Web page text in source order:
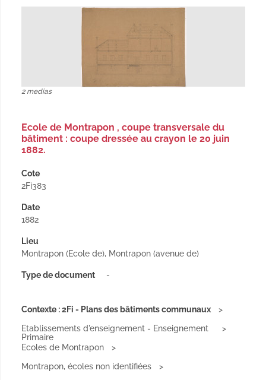
2 medias
Ecole de Montrapon , coupe transversale du
bâtiment : coupe dressée au crayon le 20 juin
1882.
Cote
2Fi383
Date
1882
Lieu
Montrapon (Ecole de), Montrapon (avenue de)
Type de document -
Contexte : 2Fi - Plans des bâtiments communaux
Etablissements d'enseignement - Enseignement
Primaire
Ecoles de Montrapon
Montrapon, écoles non identifiées